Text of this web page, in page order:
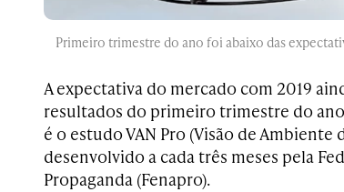
Primeiro trimestre do ano foi abaixo das
A expectativa do mercado com 2019
resultados do primeiro trimestre do
é o estudo VAN Pro (Visão de Ambiente
desenvolvido a cada três meses pela
Propaganda (Fenapro).